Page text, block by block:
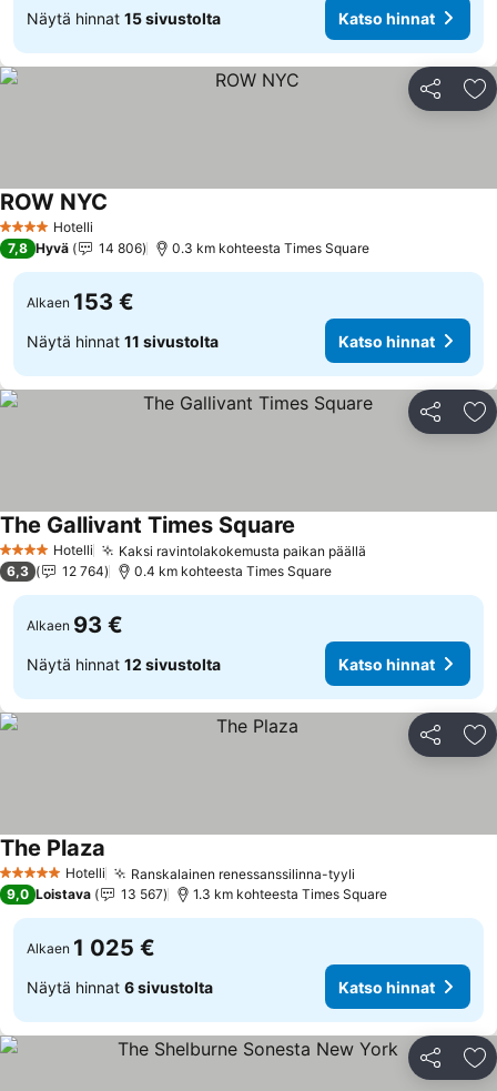
Näytä hinnat 15 sivustolta Katso hinnat
Jaa
4 Tähtiluokitus
Hotelli
ROW NYC
7,8 Hyvä 14 806 0.3 km kohteesta Times Square
Alkaen 153 €
Näytä hinnat 11 sivustolta Katso hinnat
Jaa
4 Tähtiluokitus
Hotelli Kaksi ravintolakokemusta paikan päällä
The Gallivant Times Square
6,3 12 764 0.4 km kohteesta Times Square
Alkaen 93 €
Näytä hinnat 12 sivustolta Katso hinnat
Jaa
5 Tähtiluokitus
Hotelli Ranskalainen renessanssilinna-tyyli
The Plaza
9,0 Loistava 13 567 1.3 km kohteesta Times Square
Alkaen 1 025 €
Näytä hinnat 6 sivustolta Katso hinnat
Jaa